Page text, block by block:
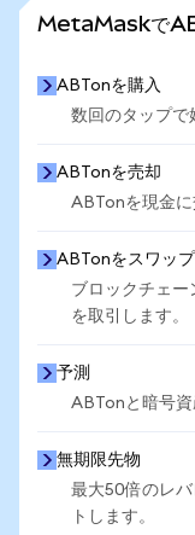
MetaMaskで
ABTonを購入
数回のタップで
ABTonを売却
ABTonを現金に
ABTonをスワップ
ブロックチェ
を取引します。
予測
ABTonと暗号資
無期限先物
最大50倍のレ
トします。